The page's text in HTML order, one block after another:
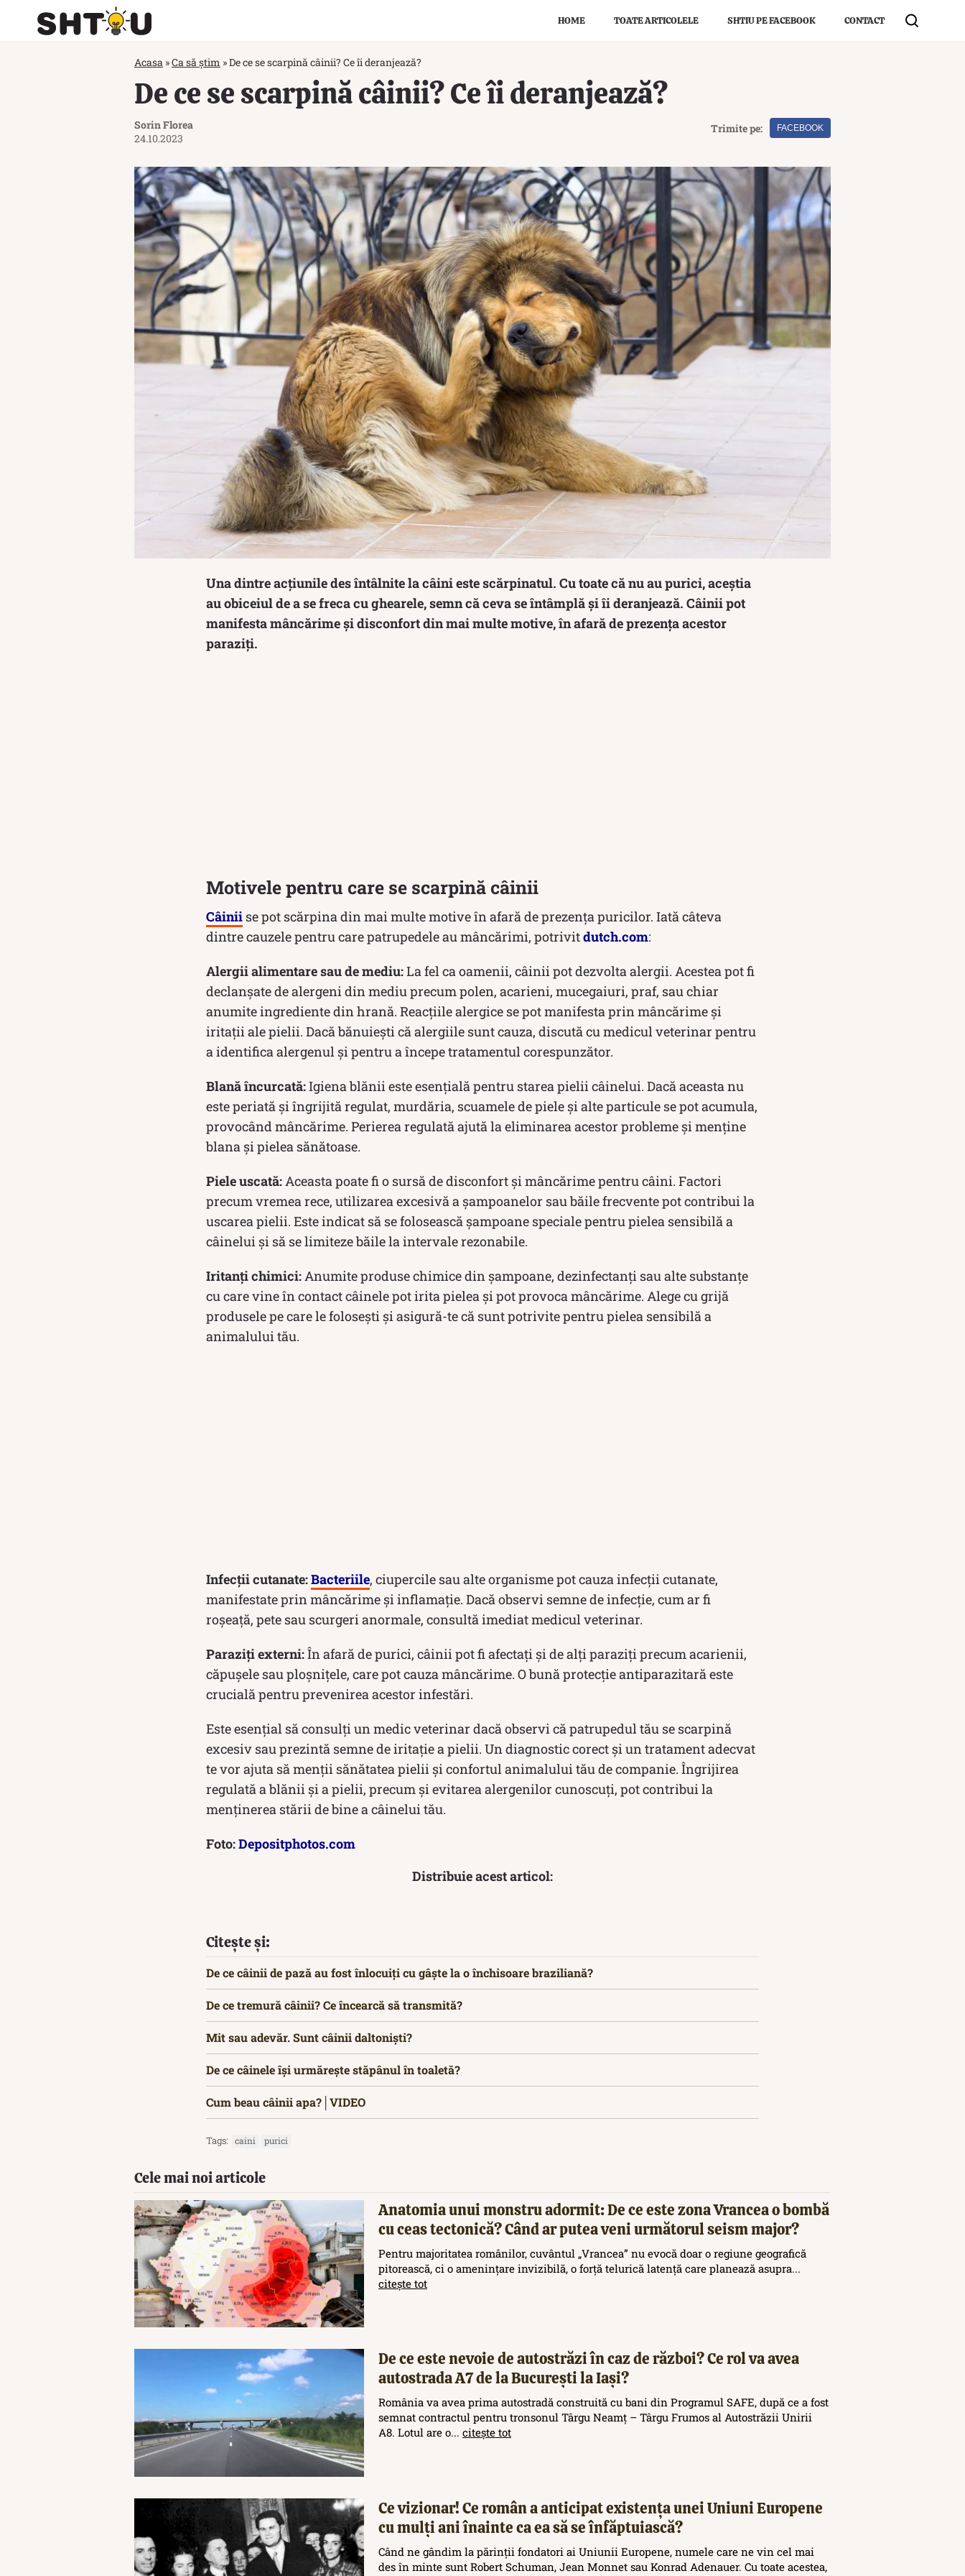
HOME TOATE ARTICOLELE SHTIU PE FACEBOOK CONTACT
Acasa »Ca să știm »De ce se scarpină câinii? Ce îi deranjează?
De ce se scarpină câinii? Ce îi deranjează?
Sorin Florea
24.10.2023
Trimite pe: FACEBOOK
Una dintre acțiunile des întâlnite la câini este scărpinatul. Cu toate că nu au purici, aceștia
au obiceiul de a se freca cu ghearele, semn că ceva se întâmplă și îi deranjează. Câinii pot
manifesta mâncărime și disconfort din mai multe motive, în afară de prezența acestor
paraziți.
Motivele pentru care se scarpină câinii
Câinii se pot scărpina din mai multe motive în afară de prezența puricilor. Iată câteva
dintre cauzele pentru care patrupedele au mâncărimi, potrivitdutch.com:
Alergii alimentare sau de mediu:La fel ca oamenii, câinii pot dezvolta alergii. Acestea pot fi
declanșate de alergeni din mediu precum polen, acarieni, mucegaiuri, praf, sau chiar
anumite ingrediente din hrană. Reacțiile alergice se pot manifesta prin mâncărime și
iritații ale pielii. Dacă bănuiești că alergiile sunt cauza, discută cu medicul veterinar pentru
a identifica alergenul și pentru a începe tratamentul corespunzător.
Blană încurcată:Igiena blănii este esențială pentru starea pielii câinelui. Dacă aceasta nu
este periată și îngrijită regulat, murdăria, scuamele de piele și alte particule se pot acumula,
provocând mâncărime. Perierea regulată ajută la eliminarea acestor probleme și menține
blana și pielea sănătoase.
Piele uscată:Aceasta poate fi o sursă de disconfort și mâncărime pentru câini. Factori
precum vremea rece, utilizarea excesivă a șampoanelor sau băile frecvente pot contribui la
uscarea pielii. Este indicat să se folosească șampoane speciale pentru pielea sensibilă a
câinelui și să se limiteze băile la intervale rezonabile.
Iritanți chimici:Anumite produse chimice din șampoane, dezinfectanți sau alte substanțe
cu care vine în contact câinele pot irita pielea și pot provoca mâncărime. Alege cu grijă
produsele pe care le folosești și asigură-te că sunt potrivite pentru pielea sensibilă a
animalului tău.
Infecții cutanate:Bacteriile, ciupercile sau alte organisme pot cauza infecții cutanate,
manifestate prin mâncărime și inflamație. Dacă observi semne de infecție, cum ar fi
roșeață, pete sau scurgeri anormale, consultă imediat medicul veterinar.
Paraziți externi:În afară de purici, câinii pot fi afectați și de alți paraziți precum acarienii,
căpușele sau ploșnițele, care pot cauza mâncărime. O bună protecție antiparazitară este
crucială pentru prevenirea acestor infestări.
Este esențial să consulți un medic veterinar dacă observi că patrupedul tău se scarpină
excesiv sau prezintă semne de iritație a pielii. Un diagnostic corect și un tratament adecvat
te vor ajuta să menții sănătatea pielii și confortul animalului tău de companie. Îngrijirea
regulată a blănii și a pielii, precum și evitarea alergenilor cunoscuți, pot contribui la
menținerea stării de bine a câinelui tău.
Foto:Depositphotos.com
Distribuie acest articol:
Citește și:
De ce câinii de pază au fost înlocuiți cu gâște la o închisoare braziliană?
De ce tremură câinii? Ce încearcă să transmită?
Mit sau adevăr. Sunt câinii daltoniști?
De ce câinele își urmărește stăpânul în toaletă?
Cum beau câinii apa?│VIDEO
Tags: caini purici
Cele mai noi articole
Anatomia unui monstru adormit: De ce este zona Vrancea o bombă
cu ceas tectonică? Când ar putea veni următorul seism major?
Pentru majoritatea românilor, cuvântul „Vrancea” nu evocă doar o regiune geografică
pitorească, ci o amenințare invizibilă, o forță telurică latență care planează asupra...
citește tot
De ce este nevoie de autostrăzi în caz de război? Ce rol va avea
autostrada A7 de la București la Iași?
România va avea prima autostradă construită cu bani din Programul SAFE, după ce a fost
semnat contractul pentru tronsonul Târgu Neamț – Târgu Frumos al Autostrăzii Unirii
A8. Lotul are o... citește tot
Ce vizionar! Ce român a anticipat existența unei Uniuni Europene
cu mulți ani înainte ca ea să se înfăptuiască?
Când ne gândim la părinții fondatori ai Uniunii Europene, numele care ne vin cel mai
des în minte sunt Robert Schuman, Jean Monnet sau Konrad Adenauer. Cu toate acestea,